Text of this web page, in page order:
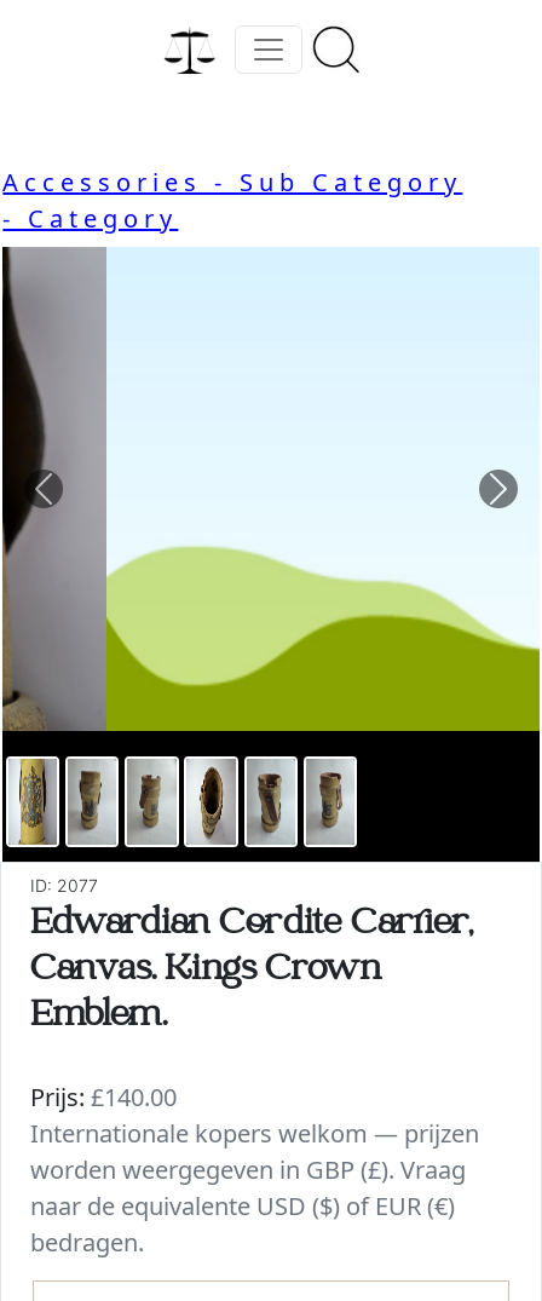
Accessories - Sub Category
- Category
Previous
ID: 2077
Edwardian Cordite Carrier,
Canvas. Kings Crown
Emblem.
Prijs: £140.00
Internationale kopers welkom — prijzen
worden weergegeven in GBP (£). Vraag
naar de equivalente USD ($) of EUR (€)
bedragen.